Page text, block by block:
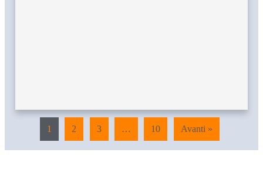
1 2 3 … 10 Avanti »